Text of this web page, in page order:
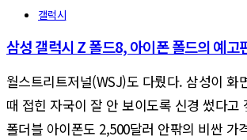
갤럭시
삼성 갤럭시 Z 폴드8, 아이폰 폴드의 예고
월스트리트저널(WSJ)도 다뤘다. 삼성이 화
때 접힌 자국이 잘 안 보이도록 신경 썼다고
폴더블 아이폰도 2,500달러 안팎의 비싼 가